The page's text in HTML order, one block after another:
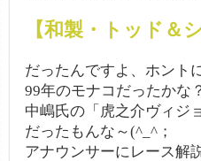
【和製・トッド＆
だったんですよ、ホント
99年のモナコだったかな
中嶋氏の「虎之介ヴィジ
だったもんな～(^_^；
アナウンサーにレース解